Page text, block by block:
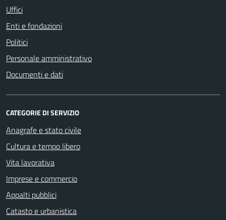
Uffici
Enti e fondazioni
Politici
Personale amministrativo
Documenti e dati
CATEGORIE DI SERVIZIO
Anagrafe e stato civile
Cultura e tempo libero
Vita lavorativa
Imprese e commercio
Appalti pubblici
Catasto e urbanistica